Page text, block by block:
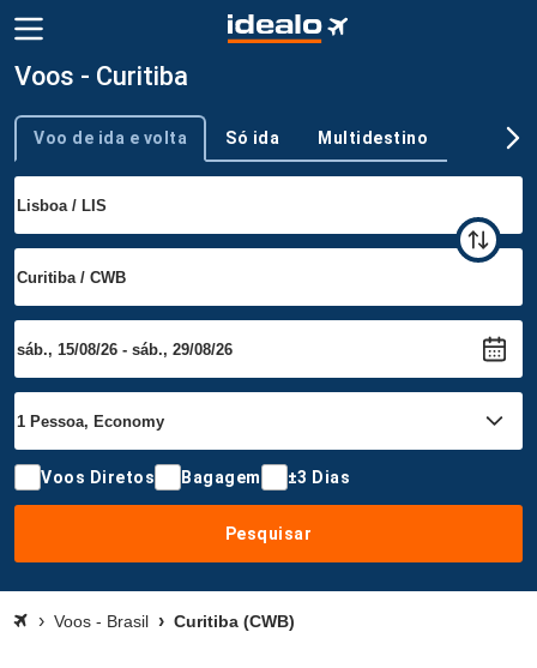
Voos - Curitiba
Tipo de viagem
Voo de ida e volta Só ida Multidestino
Voos Diretos Bagagem ±3 Dias
Pesquisar
Voos - Brasil Curitiba (CWB)